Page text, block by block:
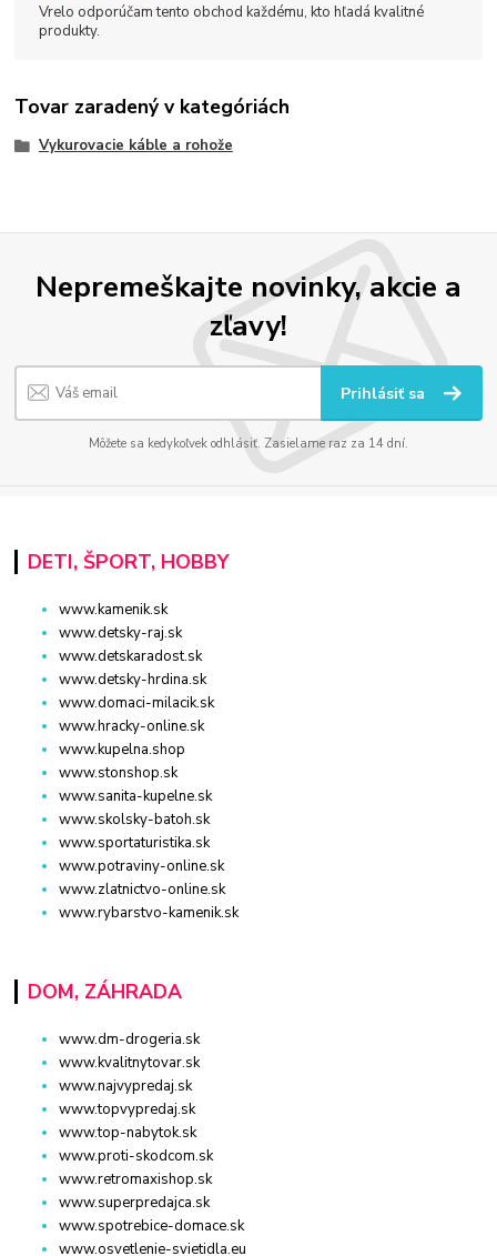
Vrelo odporúčam tento obchod každému, kto hľadá kvalitné
produkty.
Tovar zaradený v kategóriách
Vykurovacie káble a rohože
Nepremeškajte novinky, akcie a
zľavy!
Prihlásiť sa
Môžete sa kedykoľvek odhlásiť. Zasielame raz za 14 dní.
DETI, ŠPORT, HOBBY
www.kamenik.sk
www.detsky-raj.sk
www.detskaradost.sk
www.detsky-hrdina.sk
www.domaci-milacik.sk
www.hracky-online.sk
www.kupelna.shop
www.stonshop.sk
www.sanita-kupelne.sk
www.skolsky-batoh.sk
www.sportaturistika.sk
www.potraviny-online.sk
www.zlatnictvo-online.sk
www.rybarstvo-kamenik.sk
DOM, ZÁHRADA
www.dm-drogeria.sk
www.kvalitnytovar.sk
www.najvypredaj.sk
www.topvypredaj.sk
www.top-nabytok.sk
www.proti-skodcom.sk
www.retromaxishop.sk
www.superpredajca.sk
www.spotrebice-domace.sk
www.osvetlenie-svietidla.eu